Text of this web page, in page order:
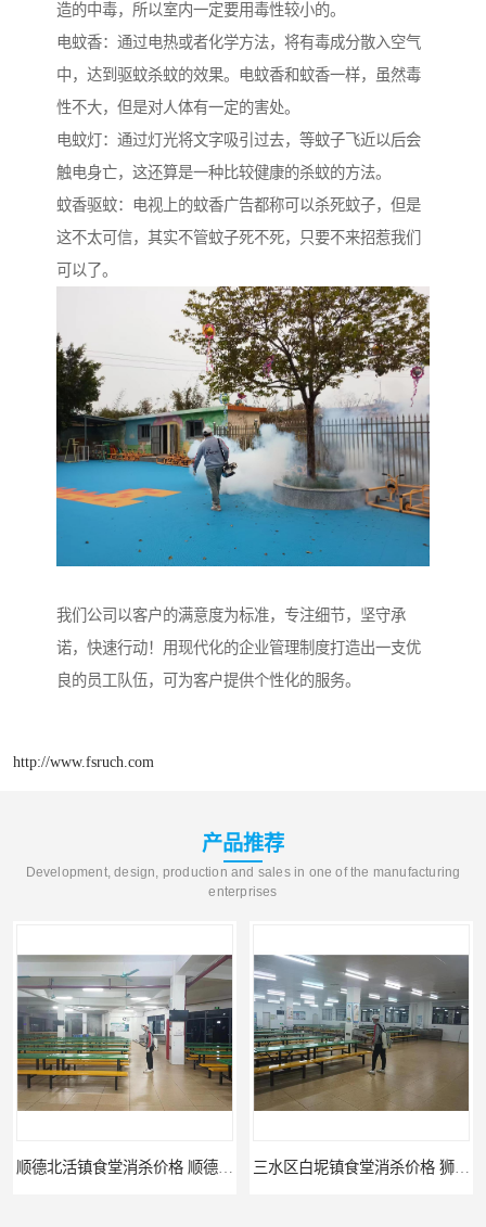
造的中毒，所以室内一定要用毒性较小的。
电蚊香：通过电热或者化学方法，将有毒成分散入空气
中，达到驱蚊杀蚊的效果。电蚊香和蚊香一样，虽然毒
性不大，但是对人体有一定的害处。
电蚊灯：通过灯光将文字吸引过去，等蚊子飞近以后会
触电身亡，这还算是一种比较健康的杀蚊的方法。
蚊香驱蚊：电视上的蚊香广告都称可以杀死蚊子，但是
这不太可信，其实不管蚊子死不死，只要不来招惹我们
可以了。
我们公司以客户的满意度为标准，专注细节，坚守承
诺，快速行动！用现代化的企业管理制度打造出一支优
良的员工队伍，可为客户提供个性化的服务。
http://www.fsruch.com
产品推荐
Development, design, production and sales in one of the manufacturing
enterprises
顺德北活镇食堂消杀价格 顺德消杀 三水区白坭镇食堂消杀价格 狮山工厂灭鼠云